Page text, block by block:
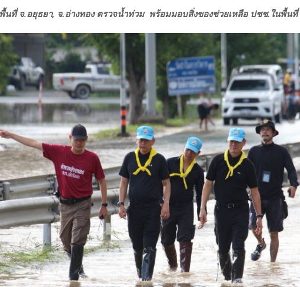
นที่ จ.อยุธยา, จ.อ่างทอง ตรวจน้ำท่วม พร้อมมอบสิ่งของช่วยเหลือ ปชช.ในพื้นที่